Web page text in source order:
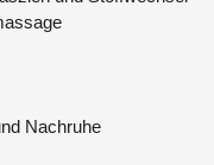
Nachruhe